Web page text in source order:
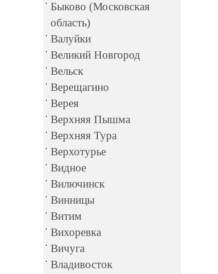
Быково (Московская
область)
Валуйки
Великий Новгород
Вельск
Верещагино
Верея
Верхняя Пышма
Верхняя Тура
Верхотурье
Видное
Вилючинск
Винницы
Витим
Вихоревка
Вичуга
Владивосток